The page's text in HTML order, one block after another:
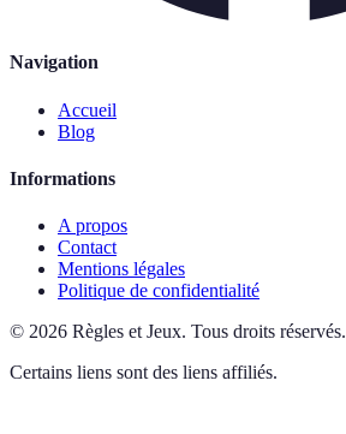
Navigation
Accueil
Blog
Informations
A propos
Contact
Mentions légales
Politique de confidentialité
© 2026 Règles et Jeux. Tous droits réservés.
Certains liens sont des liens affiliés.